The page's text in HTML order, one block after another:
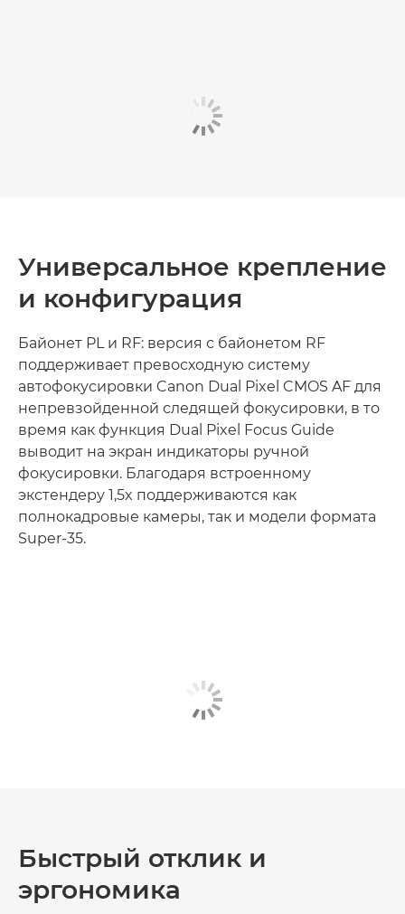
Универсальное крепление
и конфигурация
Байонет PL и RF: версия с байонетом RF
поддерживает превосходную систему
автофокусировки Canon Dual Pixel CMOS AF для
непревзойденной следящей фокусировки, в то
время как функция Dual Pixel Focus Guide
выводит на экран индикаторы ручной
фокусировки. Благодаря встроенному
экстендеру 1,5x поддерживаются как
полнокадровые камеры, так и модели формата
Super-35.
Быстрый отклик и
эргономика